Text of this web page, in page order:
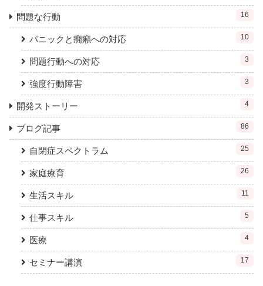
問題な行動 16
パニックと癇癪への対応 10
問題行動への対応 3
強度行動障害 3
開発ストーリー 4
ブログ記事 86
自閉症スペクトラム 25
家庭療育 26
生活スキル 11
仕事スキル 5
医療 4
セミナー講演 17